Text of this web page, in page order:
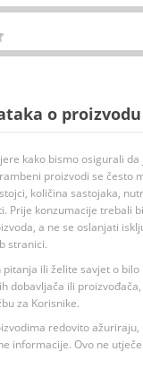
o proizvodu
kako bismo osigurali
proizvodi se često
količina sastojaka,
Prije konzumacije trebali
a ne se oslanjati
stranici.
ili želite savjet o
dobavljača ili
za Korisnike.
redovito ažuriraju,
informacije. Ovo ne